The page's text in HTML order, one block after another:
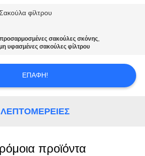
φίλτρου
σακούλες σκόνης,
υφασμένες σακούλες φίλτρου
ΕΠΑΦΉ!
ΛΕΠΤΟΜΈΡΕΙΕΣ
προϊόντα